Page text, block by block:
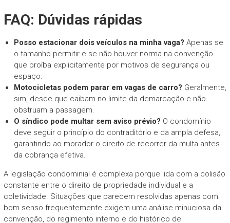
FAQ: Dúvidas rápidas
Posso estacionar dois veículos na minha vaga? Apenas se
o tamanho permitir e se não houver norma na convenção
que proíba explicitamente por motivos de segurança ou
espaço.
Motocicletas podem parar em vagas de carro? Geralmente,
sim, desde que caibam no limite da demarcação e não
obstruam a passagem.
O síndico pode multar sem aviso prévio? O condomínio
deve seguir o princípio do contraditório e da ampla defesa,
garantindo ao morador o direito de recorrer da multa antes
da cobrança efetiva.
A legislação condominial é complexa porque lida com a colisão
constante entre o direito de propriedade individual e a
coletividade. Situações que parecem resolvidas apenas com
bom senso frequentemente exigem uma análise minuciosa da
convenção, do regimento interno e do histórico de